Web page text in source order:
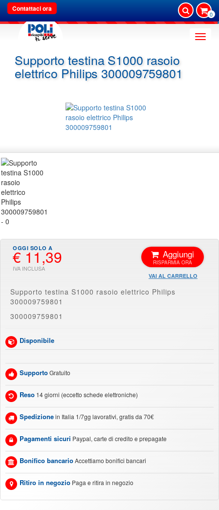
Contattaci ora
0
Toggle
Supporto testina S1000 rasoio
elettrico Philips 300009759801
€ 11,39 Aggiungi
VAI AL CARRELLO
Supporto testina S1000 rasoio elettrico Philips
300009759801
300009759801
Disponibile
SupportoGratuito
Reso 14 giorni (eccetto schede elettroniche)
Spedizionein Italia 1/7gg lavorativi, gratis da 70€
Pagamenti sicuri Paypal, carte di credito e prepagate
Bonifico bancarioAccettiamo bonifici bancari
Ritiro in negozio Paga e ritira in negozio